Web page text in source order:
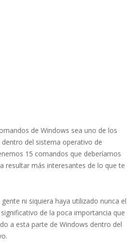
de Windows sea uno de los
del sistema operativo de
15 comandos que deberíamos
resultar más interesantes de lo que te
ni siquiera haya utilizado nunca el
de la poca importancia que
a esta parte de Windows dentro del